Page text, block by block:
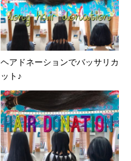
ヘアドネーションでバッサリカ
ット♪